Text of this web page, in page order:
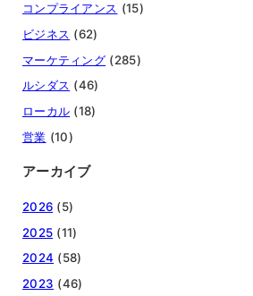
コンプライアンス (15)
ビジネス (62)
マーケティング (285)
ルシダス (46)
ローカル (18)
営業 (10)
アーカイブ
2026 (5)
2025 (11)
2024 (58)
2023 (46)